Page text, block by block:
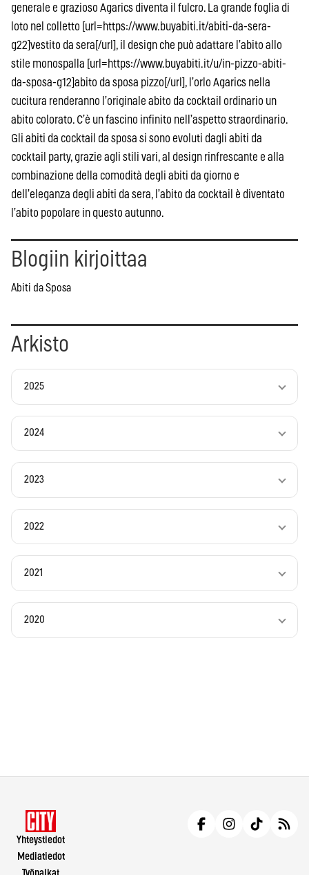
generale e grazioso Agarics diventa il fulcro. La grande foglia di
loto nel colletto [url=https://www.buyabiti.it/abiti-da-sera-
g22]vestito da sera[/url], il design che può adattare l’abito allo
stile monospalla [url=https://www.buyabiti.it/u/in-pizzo-abiti-
da-sposa-g12]abito da sposa pizzo[/url], l’orlo Agarics nella
cucitura renderanno l’originale abito da cocktail ordinario un
abito colorato. C’è un fascino infinito nell’aspetto straordinario.
Gli abiti da cocktail da sposa si sono evoluti dagli abiti da
cocktail party, grazie agli stili vari, al design rinfrescante e alla
combinazione della comodità degli abiti da giorno e
dell’eleganza degli abiti da sera, l’abito da cocktail è diventato
l’abito popolare in questo autunno.
Blogiin kirjoittaa
Abiti da Sposa
Arkisto
2025
2024
2023
2022
2021
2020
Yhteystiedot
Mediatiedot